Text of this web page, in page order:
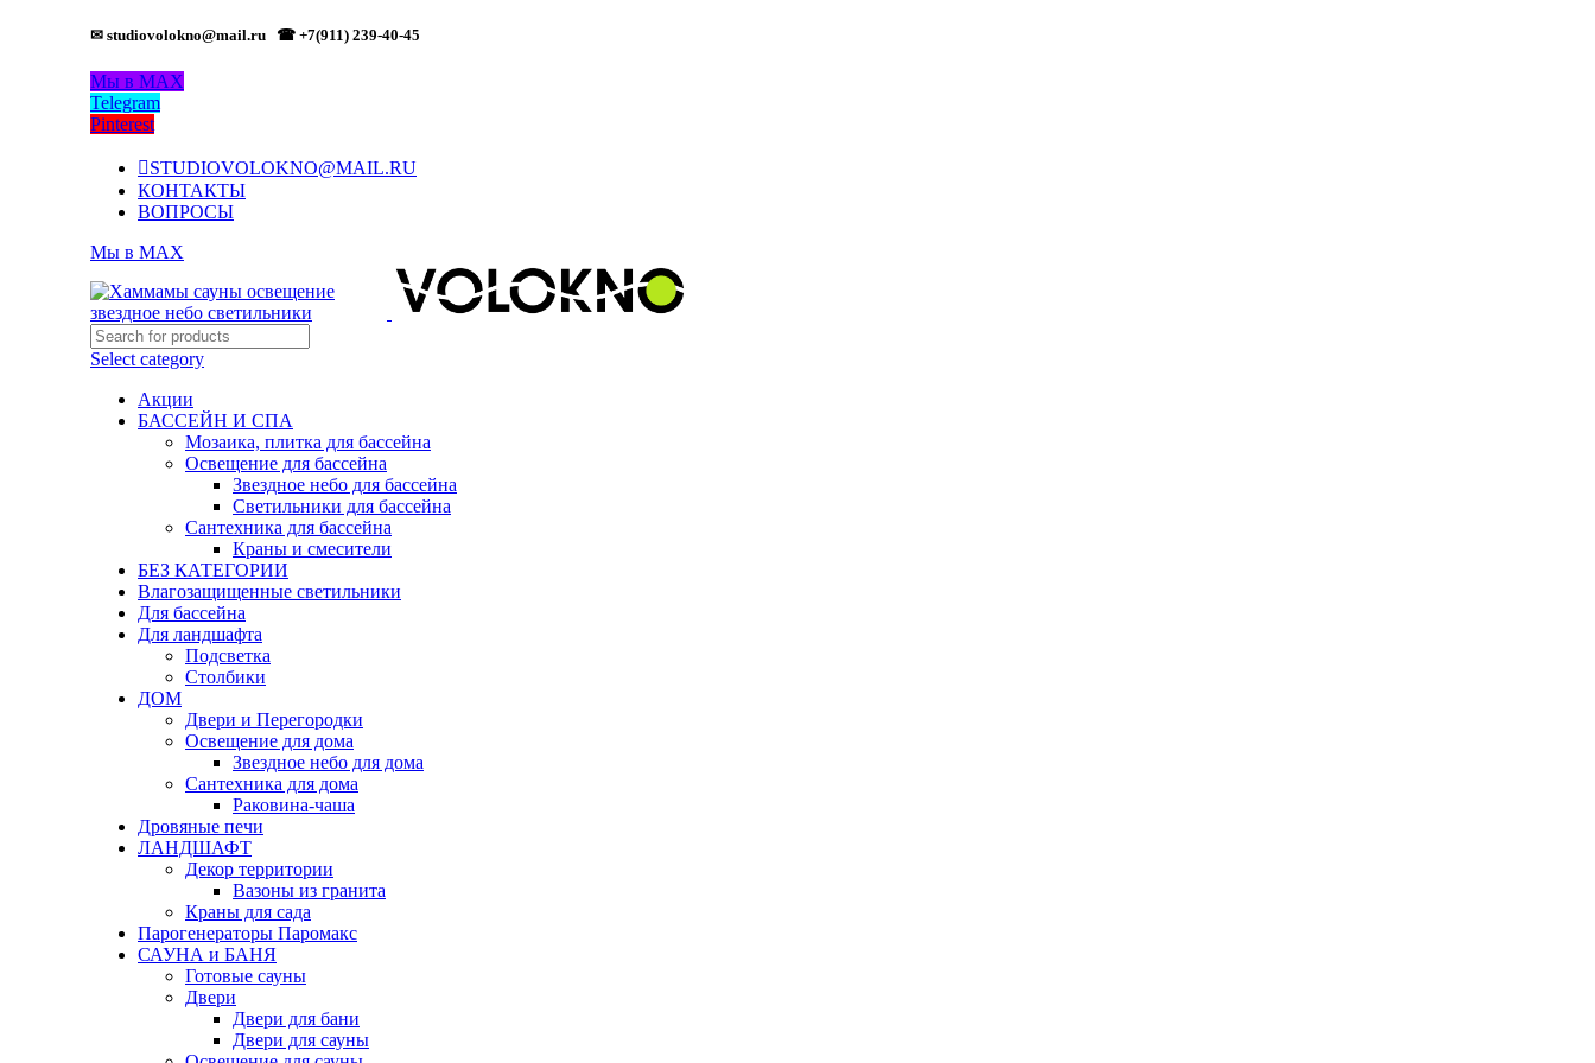
✉ studiovolokno@mail.ru ☎ +7(911) 239-40-45
Мы в MAX
Telegram
Pinterest
STUDIOVOLOKNO@MAIL.RU
КОНТАКТЫ
ВОПРОСЫ
Мы в MAX
Select category
Акции
БАССЕЙН И СПА
Мозаика, плитка для бассейна
Освещение для бассейна
Звездное небо для бассейна
Светильники для бассейна
Сантехника для бассейна
Краны и смесители
БЕЗ КАТЕГОРИИ
Влагозащищенные светильники
Для бассейна
Для ландшафта
Подсветка
Столбики
ДОМ
Двери и Перегородки
Освещение для дома
Звездное небо для дома
Сантехника для дома
Раковина-чаша
Дровяные печи
ЛАНДШАФТ
Декор территории
Вазоны из гранита
Краны для сада
Парогенераторы Паромакс
САУНА и БАНЯ
Готовые сауны
Двери
Двери для бани
Двери для сауны